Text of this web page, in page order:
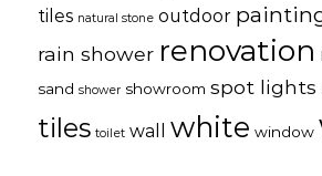
tiles natural stone outdoor
rain shower renovation
sand shower showroom spot lights
tiles toilet wall white window